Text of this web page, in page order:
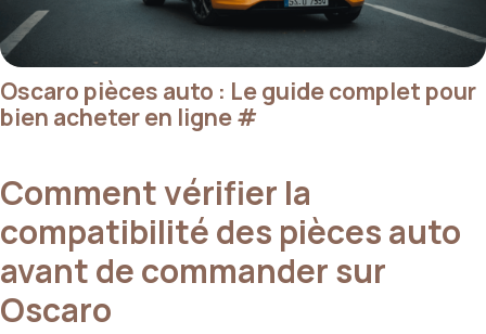
Oscaro pièces auto : Le guide complet pour
bien acheter en ligne#
Comment vérifier la
compatibilité des pièces auto
avant de commander sur
Oscaro